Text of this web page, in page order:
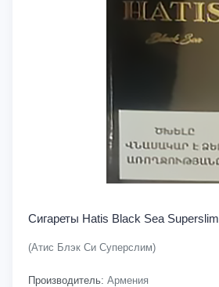
Сигареты Hatis Black Sea Superslim
(Атис Блэк Си Суперслим)
Производитель: Армения